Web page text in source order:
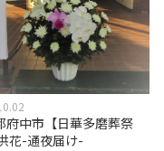
府中市【日華多磨葬祭
花-通夜届け-